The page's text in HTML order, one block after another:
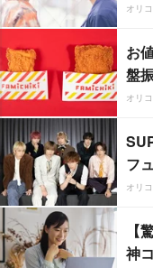
オリ
お
盤
オリ
フ
オリ
【
神